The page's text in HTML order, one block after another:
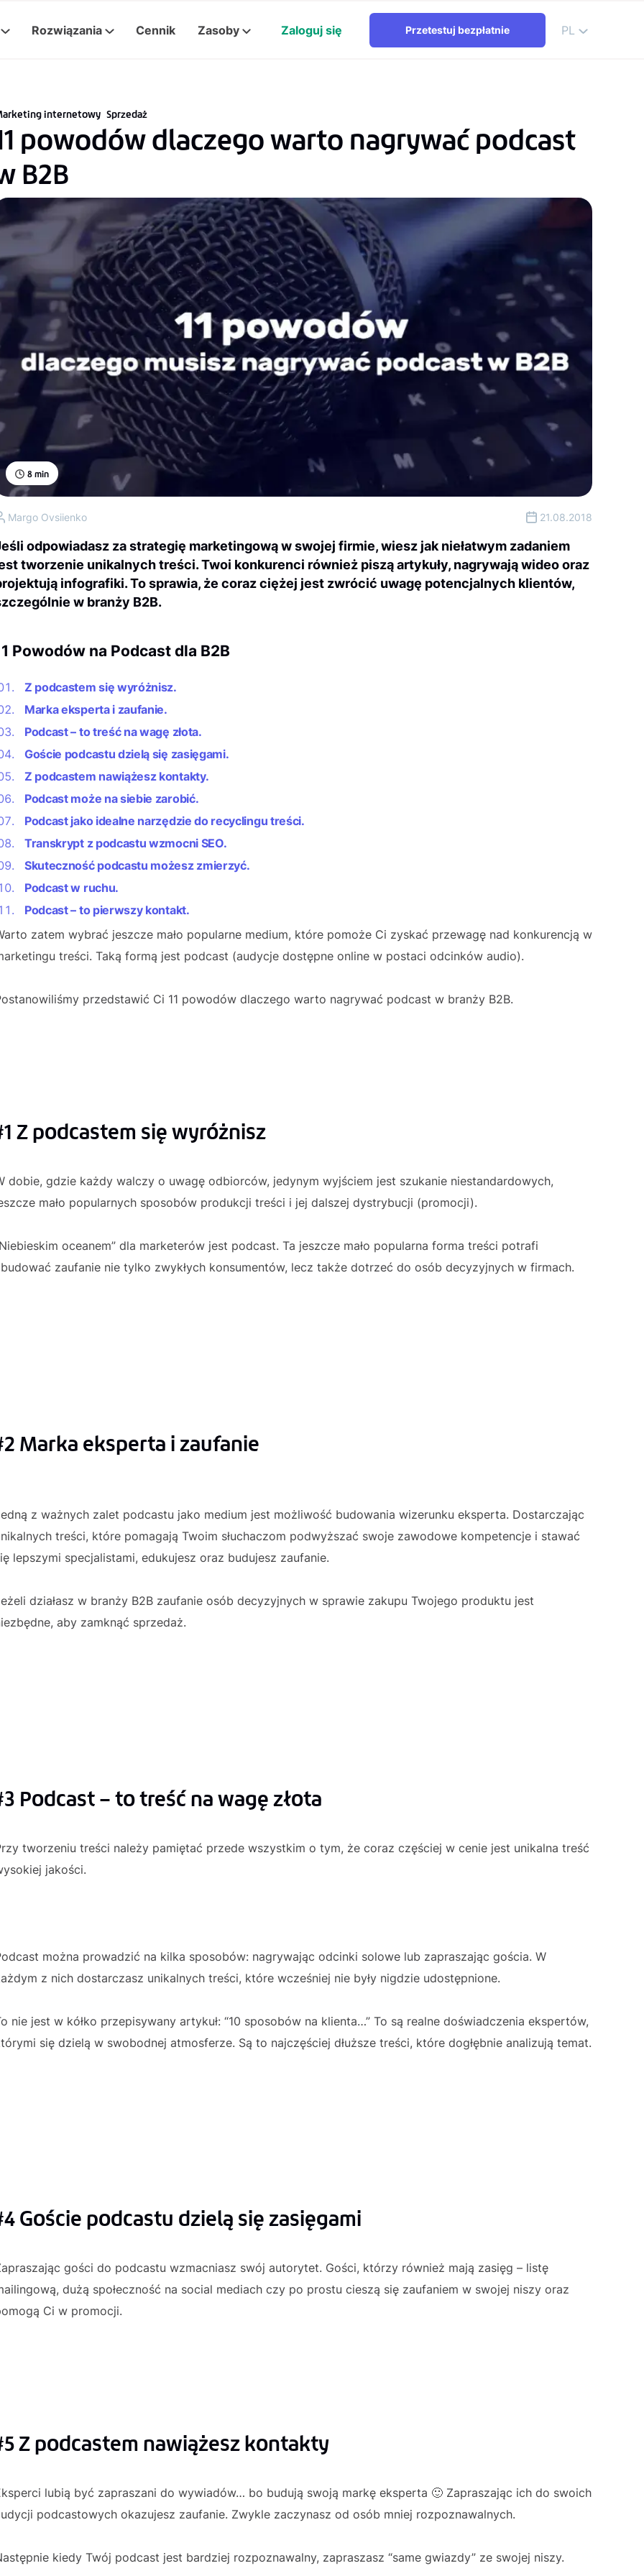
Rozwiązania Cennik Zasoby Zaloguj się Przetestuj bezpłatnie PL
8 min
internetowy Sprzedaż
powodów dlaczego warto nagrywać podcast
B2B
odpowiadasz za strategię marketingową w swojej firmie, wiesz jak niełatwym zadaniem
tworzenie unikalnych treści. Twoi konkurenci również piszą artykuły, nagrywają wideo oraz
infografiki. To sprawia, że coraz ciężej jest zwrócić uwagę potencjalnych klientów,
w branży B2B.
Margo Ovsiienko 21.08.2018
Powodów na Podcast dla B2B
Z podcastem się wyróżnisz.
Marka eksperta i zaufanie.
Podcast – to treść na wagę złota.
Goście podcastu dzielą się zasięgami.
Z podcastem nawiążesz kontakty.
Podcast może na siebie zarobić.
Podcast jako idealne narzędzie do recyclingu treści.
Transkrypt z podcastu wzmocni SEO.
Skuteczność podcastu możesz zmierzyć.
Podcast w ruchu.
Podcast – to pierwszy kontakt.
zatem wybrać jeszcze mało popularne medium, które pomoże Ci zyskać przewagę nad konkurencją w
treści. Taką formą jest podcast (audycje dostępne online w postaci odcinków audio).
przedstawić Ci 11 powodów dlaczego warto nagrywać podcast w branży B2B.
Z podcastem się wyróżnisz
dobie, gdzie każdy walczy o uwagę odbiorców, jedynym wyjściem jest szukanie niestandardowych,
mało popularnych sposobów produkcji treści i jej dalszej dystrybucji (promocji).
oceanem” dla marketerów jest podcast. Ta jeszcze mało popularna forma treści potrafi
zaufanie nie tylko zwykłych konsumentów, lecz także dotrzeć do osób decyzyjnych w firmach.
Marka eksperta i zaufanie
z ważnych zalet podcastu jako medium jest możliwość budowania wizerunku eksperta. Dostarczając
treści, które pomagają Twoim słuchaczom podwyższać swoje zawodowe kompetencje i stawać
lepszymi specjalistami, edukujesz oraz budujesz zaufanie.
działasz w branży B2B zaufanie osób decyzyjnych w sprawie zakupu Twojego produktu jest
aby zamknąć sprzedaż.
Podcast – to treść na wagę złota
tworzeniu treści należy pamiętać przede wszystkim o tym, że coraz częściej w cenie jest unikalna treść
jakości.
można prowadzić na kilka sposobów: nagrywając odcinki solowe lub zapraszając gościa. W
z nich dostarczasz unikalnych treści, które wcześniej nie były nigdzie udostępnione.
nie jest w kółko przepisywany artykuł: “10 sposobów na klienta…” To są realne doświadczenia ekspertów,
się dzielą w swobodnej atmosferze. Są to najczęściej dłuższe treści, które dogłębnie analizują temat.
Goście podcastu dzielą się zasięgami
gości do podcastu wzmacniasz swój autorytet. Gości, którzy również mają zasięg – listę
dużą społeczność na social mediach czy po prostu cieszą się zaufaniem w swojej niszy oraz
Ci w promocji.
Z podcastem nawiążesz kontakty
lubią być zapraszani do wywiadów… bo budują swoją markę eksperta 🙂 Zapraszając ich do swoich
podcastowych okazujesz zaufanie. Zwykle zaczynasz od osób mniej rozpoznawalnych.
kiedy Twój podcast jest bardziej rozpoznawalny, zapraszasz “same gwiazdy” ze swojej niszy.